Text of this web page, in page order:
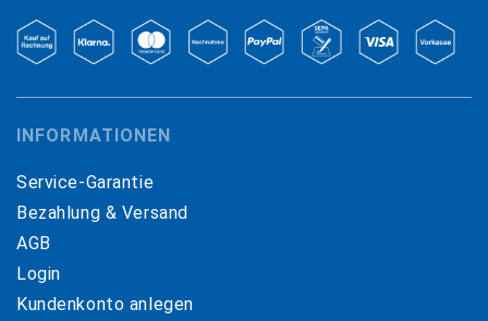
INFORMATIONEN
Service-Garantie
Bezahlung & Versand
AGB
Login
Kundenkonto anlegen